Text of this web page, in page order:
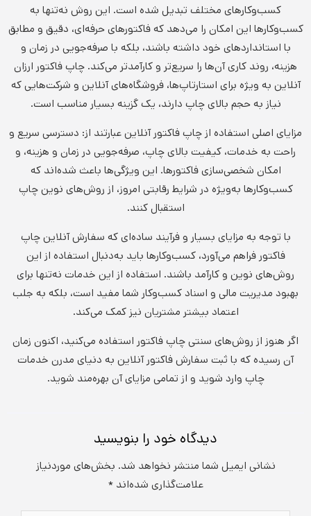
کسب‌وکارهای مختلف تبدیل شده است. این روش نه‌تنها به
کسب‌وکارها این امکان را می‌دهد که فاکتورهای حرفه‌ای، دقیق و مطابق
با استانداردهای خود داشته باشند، بلکه با صرفه‌جویی در زمان و
هزینه، روند کاری آن‌ها را سریع‌تر و کارآمدتر می‌کند. چاپ فاکتور ارزان
آنلاین به ویژه برای استارتاپ‌ها، فروشگاه‌های آنلاین و شرکت‌هایی که
نیاز به حجم بالای چاپ دارند، یک گزینه بسیار مناسب است.
مزایای اصلی استفاده از چاپ فاکتور آنلاین عبارتند از: دسترسی سریع و
راحت به خدمات، کیفیت بالای چاپ، صرفه‌جویی در زمان و هزینه، و
امکان شخصی‌سازی فاکتورها. این ویژگی‌ها باعث شده‌اند که
کسب‌وکارها به‌ویژه در شرایط رقابتی امروز، از روش‌های نوین چاپ
استقبال کنند.
با توجه به مزایای بسیار و فرآیند ساده‌ای که سفارش آنلاین چاپ
فاکتور فراهم می‌آورد، کسب‌وکارها باید به‌دنبال استفاده از این
روش‌های نوین و کارآمد باشند. استفاده از این خدمات نه‌تنها برای
بهبود مدیریت مالی و اسناد کسب‌وکار شما مفید است، بلکه به جلب
اعتماد بیشتر مشتریان نیز کمک می‌کند.
اگر هنوز از روش‌های سنتی چاپ فاکتور استفاده می‌کنید، اکنون زمان
آن رسیده که با ثبت سفارش فاکتور آنلاین به دنیای مدرن خدمات
چاپ وارد شوید و از تمامی مزایای آن بهره‌مند شوید.
دیدگاه‌ خود را بنویسید
نشانی ایمیل شما منتشر نخواهد شد. بخش‌های موردنیاز
علامت‌گذاری شده‌اند*